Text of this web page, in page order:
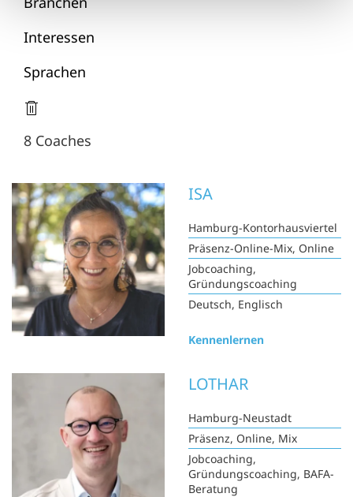
Interessen
Sprachen
8 Coaches
ISA
Hamburg-Kontorhausviertel
Präsenz-Online-Mix, Online
Jobcoaching,
Gründungscoaching
Deutsch, Englisch
Kennenlernen
LOTHAR
Hamburg-Neustadt
Präsenz, Online, Mix
Jobcoaching,
Gründungscoaching, BAFA-
Beratung